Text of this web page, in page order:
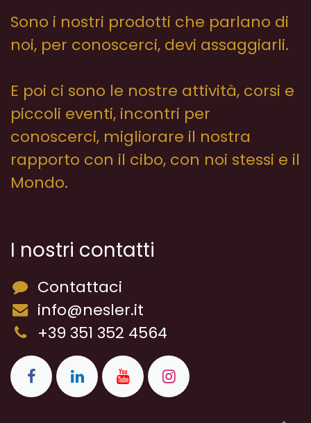
Sono i nostri prodotti che parlano di
noi, per conoscerci, devi assaggiarli.
E poi ci sono le nostre attività, corsi e
piccoli eventi, incontri per
conoscerci, migliorare il nostra
rapporto con il cibo, con noi stessi e il
Mondo.
I nostri contatti
Contattaci
info@nesler.it
+39 351 352 4564